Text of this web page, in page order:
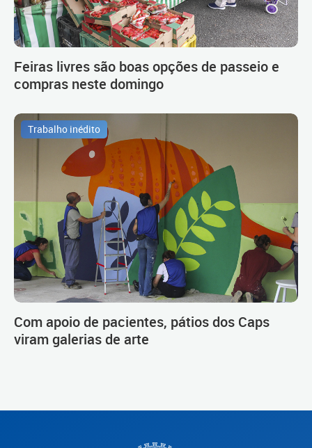
Feiras livres são boas opções de passeio e
compras neste domingo
Trabalho inédito
Com apoio de pacientes, pátios dos Caps
viram galerias de arte